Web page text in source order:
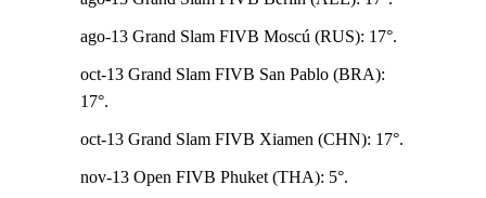
ago-13 Grand Slam FIVB Moscú (RUS): 17°.
oct-13 Grand Slam FIVB San Pablo (BRA):
17°.
oct-13 Grand Slam FIVB Xiamen (CHN): 17°.
nov-13 Open FIVB Phuket (THA): 5°.